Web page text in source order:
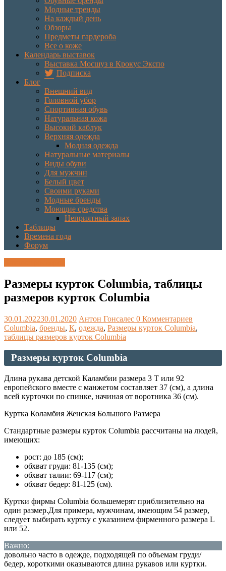
Модные тренды
На каждый день
Обзоры
Предметы гардероба
Все о коже
Календарь выставок
Выставка Мосшуз в Крокус Экспо
Подписка
Блог
Внешний вид
Головной убор
Спортивная обувь
Натуральная кожа
Высокий каблук
Верхняя одежда
Модная одежда
Натуральные материалы
Виды обуви
Для мужчин
Белый цвет
Своими руками
Модные бренды
Моющие средства
Неприятный запах
Таблицы
Времена года
Форум
Размеры курток Columbia, таблицы
размеров курток Columbia
30.01.202230.01.2020 Антон Гонсалес 0 Комментариев
Columbia, бренды, К, одежда, Размеры курток Columbia,
таблицы размеров курток Columbia
Размеры курток Columbia
Длина рукава детской Каламбии размера 3 Т или 92
европейского вместе с манжетом составляет 37 (см), а длина
всей курточки по спинке, начиная от воротника 36 (см).
Куртка Коламбия Женская Большого Размера
Стандартные размеры курток Columbia рассчитаны на людей,
имеющих:
рост: до 185 (см);
обхват груди: 81-135 (см);
обхват талии: 69-117 (см);
обхват бедер: 81-125 (см).
Куртки фирмы Columbia большемерят приблизительно на
один размер.Для примера, мужчинам, имеющим 54 размер,
следует выбирать куртку с указанием фирменного размера L
или 52.
Важно:
довольно часто в одежде, подходящей по объемам груди/
бедер, короткими оказываются длина рукавов или куртки.